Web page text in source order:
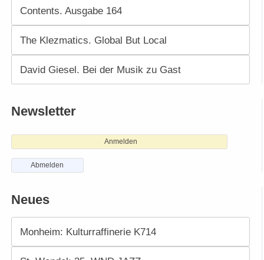
Contents. Ausgabe 164
The Klezmatics. Global But Local
David Giesel. Bei der Musik zu Gast
Newsletter
Anmelden
Abmelden
Neues
Monheim: Kulturraffinerie K714